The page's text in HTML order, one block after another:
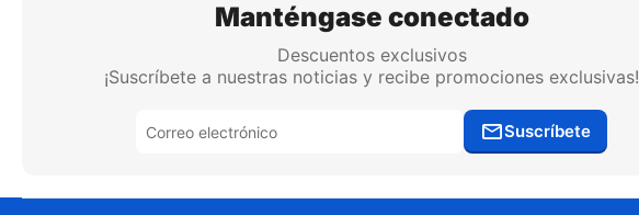
Manténgase conectado
Descuentos exclusivos
¡Suscríbete a nuestras noticias y recibe promociones exclusivas!
Suscríbete